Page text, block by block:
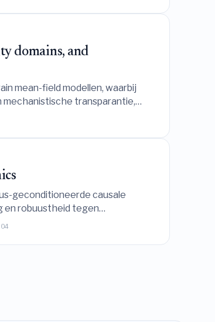
domains, and
mean-field modellen, waarbij
transparantie,
geconditioneerde causale
en robuustheid tegen